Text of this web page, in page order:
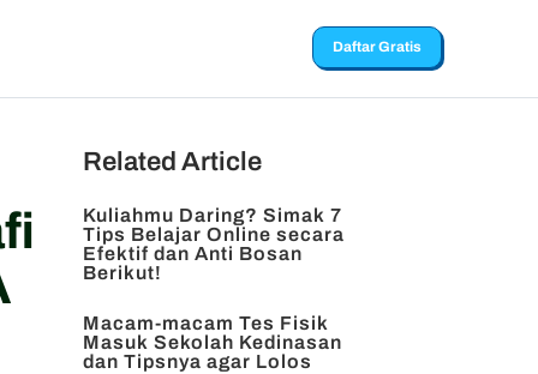
Daftar Gratis
Related Article
Kuliahmu Daring? Simak 7
Tips Belajar Online secara
Efektif dan Anti Bosan
Berikut!
Macam-macam Tes Fisik
Masuk Sekolah Kedinasan
dan Tipsnya agar Lolos